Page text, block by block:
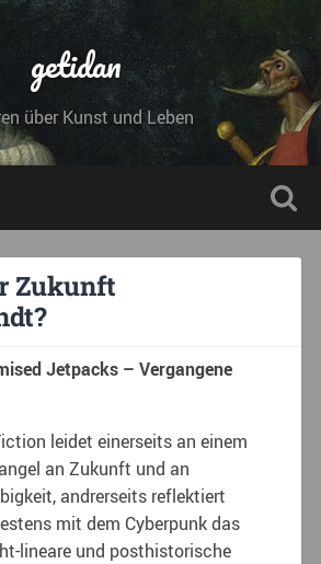
getidan
über Kunst und Leben
Zukunft
Jetpacks – Vergangene
leidet einerseits an einem
an Zukunft und an
andrerseits reflektiert
mit dem Cyberpunk das
lineare und posthistorische